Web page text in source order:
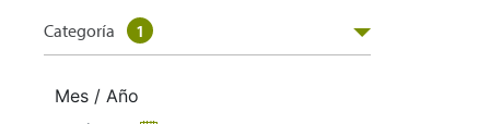
Categoría 1
Mes / Año